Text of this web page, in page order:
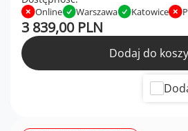
Online Warszawa Katowice
3 839,00 PLN
Dodaj do